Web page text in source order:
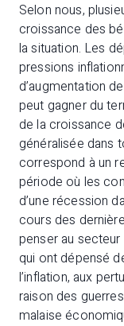
Selon nous,
croissance des
la situation. Les
pressions
d’augmentation
peut gagner du
de la croissance
généralisée dans
correspond à un
période où les
d’une récession
cours des
penser au
qui ont dépensé
l’inflation, aux
raison des
malaise